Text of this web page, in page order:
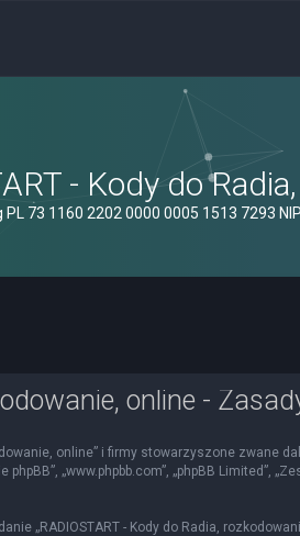
- Kody do
73 1160 2202 0000 0005 1513 7293
online -
online” i firmy stowarzyszone zwane
phpBB”, „www.phpbb.com”, „phpBB
„RADIOSTART - Kody do Radia,